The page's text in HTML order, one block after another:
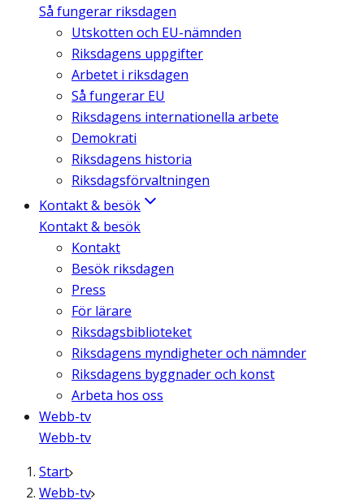
Så fungerar riksdagen
Utskotten och EU-nämnden
Riksdagens uppgifter
Arbetet i riksdagen
Så fungerar EU
Riksdagens internationella arbete
Demokrati
Riksdagens historia
Riksdagsförvaltningen
Kontakt & besök
Kontakt & besök
Kontakt
Besök riksdagen
Press
För lärare
Riksdagsbiblioteket
Riksdagens myndigheter och nämnder
Riksdagens byggnader och konst
Arbeta hos oss
Webb-tv
Webb-tv
Start
Webb-tv